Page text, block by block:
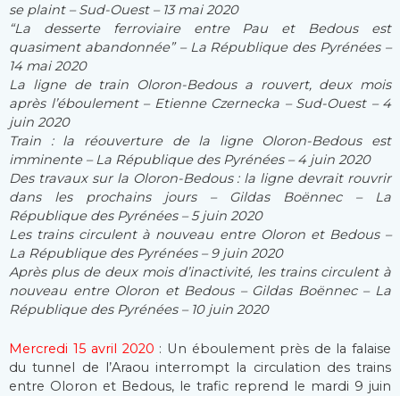
se plaint – Sud-Ouest – 13 mai 2020
“La desserte ferroviaire entre Pau et Bedous est
quasiment abandonnée” – La République des Pyrénées –
14 mai 2020
La ligne de train Oloron-Bedous a rouvert, deux mois
après l’éboulement – Etienne Czernecka – Sud-Ouest – 4
juin 2020
Train : la réouverture de la ligne Oloron-Bedous est
imminente – La République des Pyrénées – 4 juin 2020
Des travaux sur la Oloron-Bedous : la ligne devrait rouvrir
dans les prochains jours – Gildas Boënnec – La
République des Pyrénées – 5 juin 2020
Les trains circulent à nouveau entre Oloron et Bedous –
La République des Pyrénées – 9 juin 2020
Après plus de deux mois d’inactivité, les trains circulent à
nouveau entre Oloron et Bedous – Gildas Boënnec – La
République des Pyrénées – 10 juin 2020
Mercredi 15 avril 2020 : Un éboulement près de la falaise
du tunnel de l’Araou interrompt la circulation des trains
entre Oloron et Bedous, le trafic reprend le mardi 9 juin